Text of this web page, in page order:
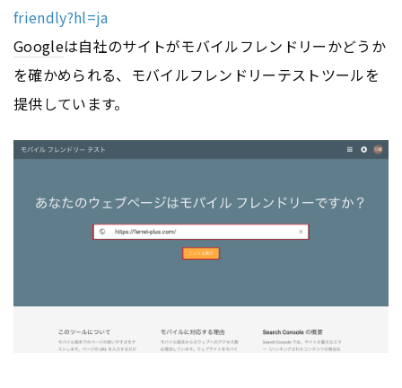
friendly?hl=ja
Googleは自社のサイトがモバイルフレンドリーかどうか
を確かめられる、モバイルフレンドリーテストツールを
提供しています。